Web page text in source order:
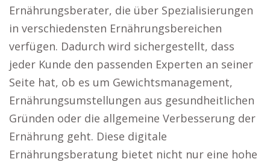
Ernährungsberater, die über Spezialisierungen
in verschiedensten Ernährungsbereichen
verfügen. Dadurch wird sichergestellt, dass
jeder Kunde den passenden Experten an seiner
Seite hat, ob es um Gewichtsmanagement,
Ernährungsumstellungen aus gesundheitlichen
Gründen oder die allgemeine Verbesserung der
Ernährung geht. Diese digitale
Ernährungsberatung bietet nicht nur eine hohe